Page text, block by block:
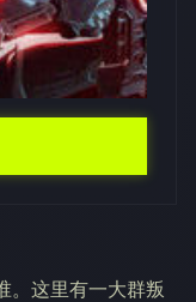
。这里有一大群叛